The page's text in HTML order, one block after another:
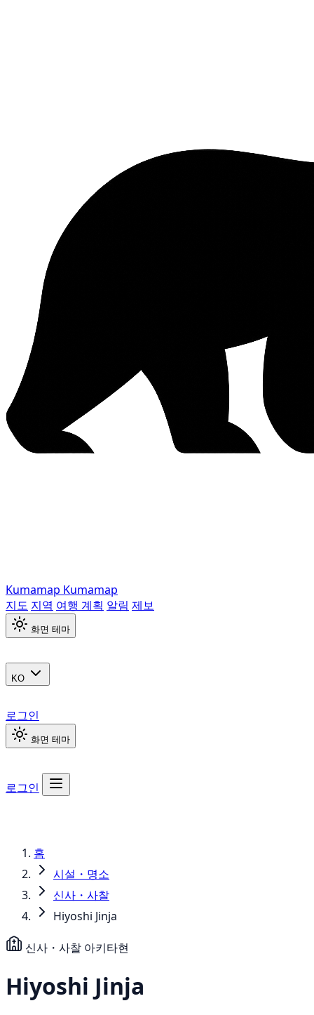
Kumamap Kumamap
지도 지역 여행 계획 알림 제보
화면 테마
KO
로그인
화면 테마
로그인
홈
시설・명소
신사・사찰
Hiyoshi Jinja
신사・사찰 아키타현
Hiyoshi Jinja